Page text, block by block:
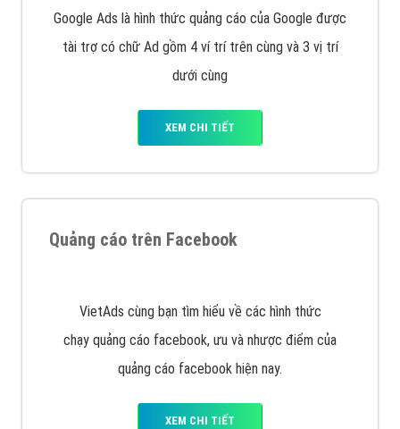
tài trợ có chữ Ad gồm 4 ví trí trên cùng và 3 vị trí